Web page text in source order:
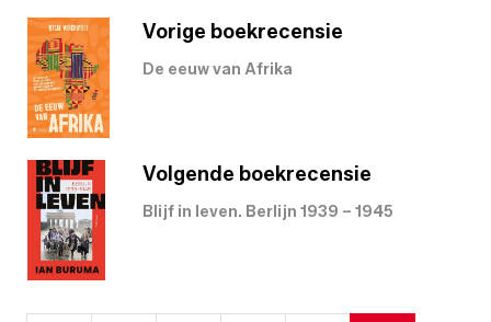
Vorige boekrecensie
De eeuw van Afrika
Volgende boekrecensie
Blijf in leven. Berlijn 1939 – 1945